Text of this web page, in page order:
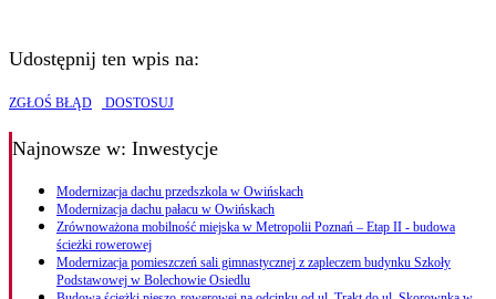
Udostępnij ten wpis na:
ZGŁOŚ BŁĄD DOSTOSUJ
Najnowsze w: Inwestycje
Modernizacja dachu przedszkola w Owińskach
Modernizacja dachu pałacu w Owińskach
Zrównoważona mobilność miejska w Metropolii Poznań – Etap II - budowa
ścieżki rowerowej
Modernizacja pomieszczeń sali gimnastycznej z zapleczem budynku Szkoły
Podstawowej w Bolechowie Osiedlu